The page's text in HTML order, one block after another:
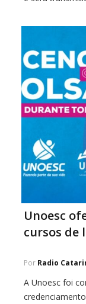
Joaçaba
Unoesc
cursos de
Por Radio
A Unoesc foi